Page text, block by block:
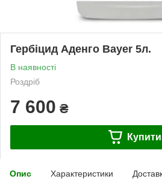
Гербіцид Аденго Bayer 5л.
В наявності
Роздріб
7 600 ₴
Купити
Опис Характеристики